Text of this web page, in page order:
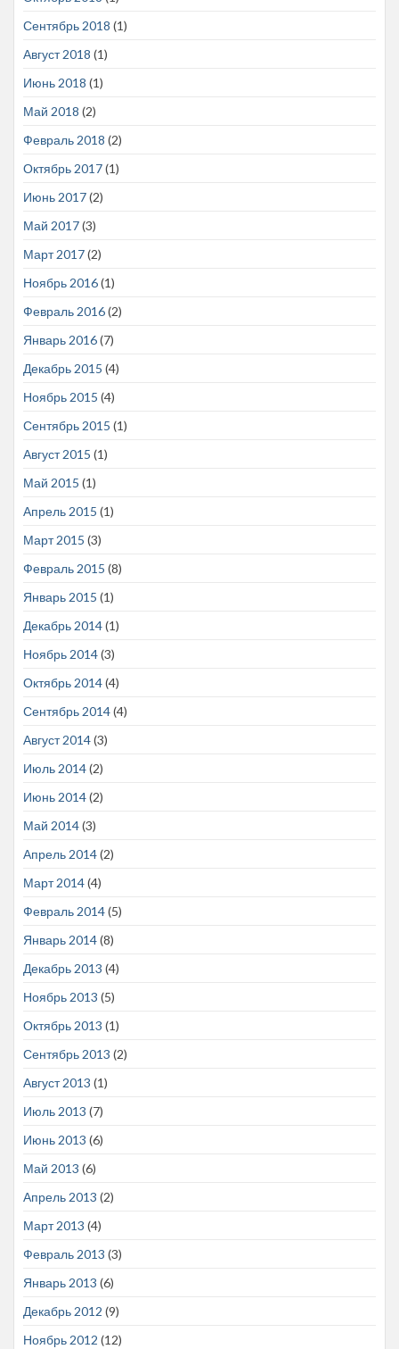
Сентябрь 2018 (1)
Август 2018 (1)
Июнь 2018 (1)
Май 2018 (2)
Февраль 2018 (2)
Октябрь 2017(1)
Июнь 2017(2)
Май 2017(3)
Март 2017(2)
Ноябрь 2016(1)
Февраль 2016(2)
Январь 2016(7)
Декабрь 2015 (4)
Ноябрь 2015 (4)
Сентябрь 2015 (1)
Август 2015 (1)
Май 2015 (1)
Апрель 2015 (1)
Март 2015 (3)
Февраль 2015 (8)
Январь 2015 (1)
Декабрь 2014(1)
Ноябрь 2014(3)
Октябрь 2014(4)
Сентябрь 2014(4)
Август 2014(3)
Июль 2014(2)
Июнь 2014(2)
Май 2014(3)
Апрель 2014(2)
Март 2014(4)
Февраль 2014(5)
Январь 2014(8)
Декабрь 2013 (4)
Ноябрь 2013 (5)
Октябрь 2013 (1)
Сентябрь 2013 (2)
Август 2013 (1)
Июль 2013 (7)
Июнь 2013 (6)
Май 2013 (6)
Апрель 2013 (2)
Март 2013 (4)
Февраль 2013 (3)
Январь 2013 (6)
Декабрь 2012 (9)
Ноябрь 2012 (12)